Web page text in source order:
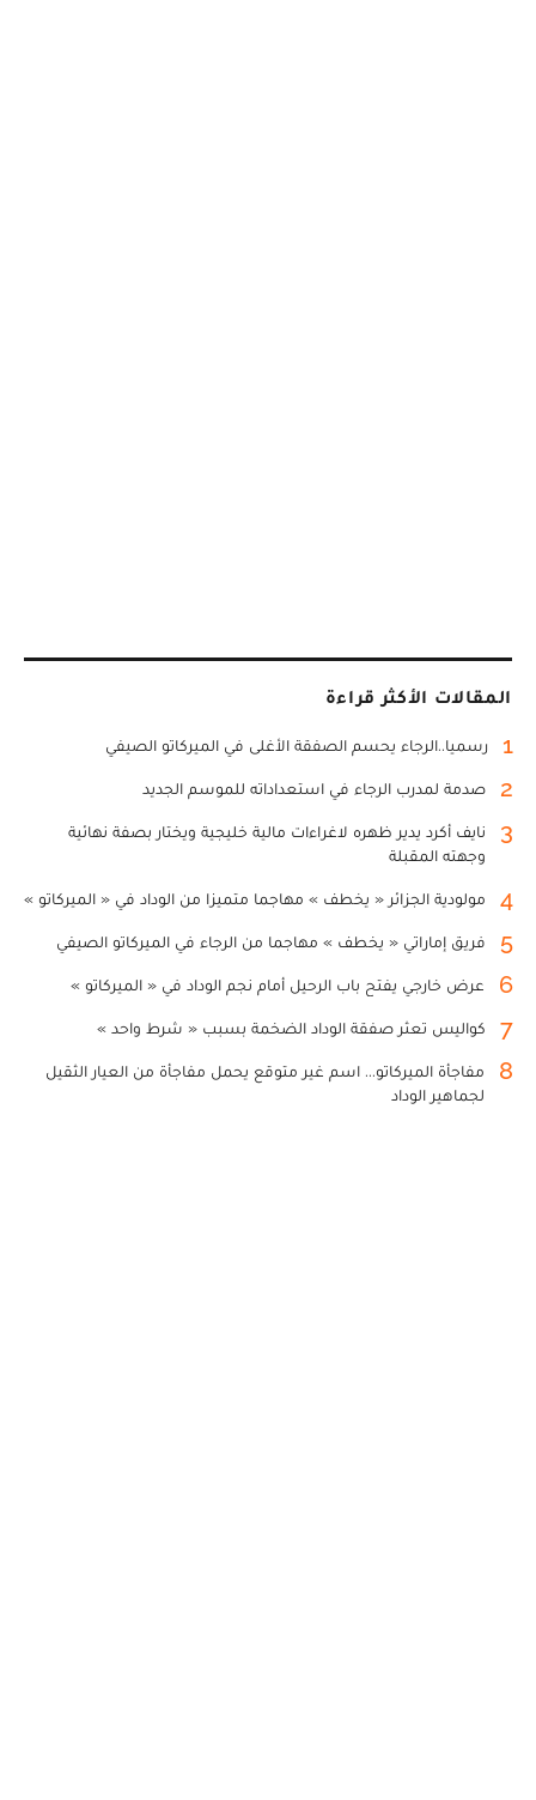
المقالات الأكثر قراءة
1 رسميا..الرجاء يحسم الصفقة الأغلى في الميركاتو الصيفي
2 صدمة لمدرب الرجاء في استعداداته للموسم الجديد
3
نايف أكرد يدير ظهره لاغراءات مالية خليجية ويختار بصفة نهائية
وجهته المقبلة
4 مولودية الجزائر « يخطف » مهاجما متميزا من الوداد في « الميركاتو »
5 فريق إماراتي « يخطف » مهاجما من الرجاء في الميركاتو الصيفي
6 عرض خارجي يفتح باب الرحيل أمام نجم الوداد في « الميركاتو »
7 كواليس تعثر صفقة الوداد الضخمة بسبب « شرط واحد »
8
مفاجأة الميركاتو... اسم غير متوقع يحمل مفاجأة من العيار الثقيل
لجماهير الوداد